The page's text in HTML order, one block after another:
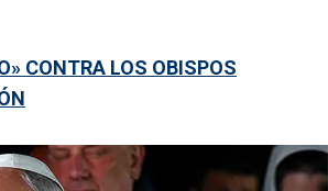
CONTRA LOS OBISPOS